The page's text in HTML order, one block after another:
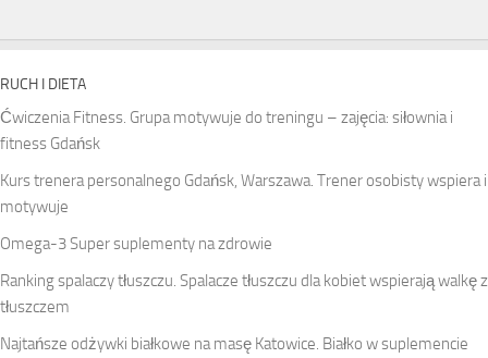
RUCH I DIETA
Ćwiczenia Fitness. Grupa motywuje do treningu – zajęcia: siłownia i
fitness Gdańsk
Kurs trenera personalnego Gdańsk, Warszawa. Trener osobisty wspiera i
motywuje
Omega-3 Super suplementy na zdrowie
Ranking spalaczy tłuszczu. Spalacze tłuszczu dla kobiet wspierają walkę z
tłuszczem
Najtańsze odżywki białkowe na masę Katowice. Białko w suplemencie